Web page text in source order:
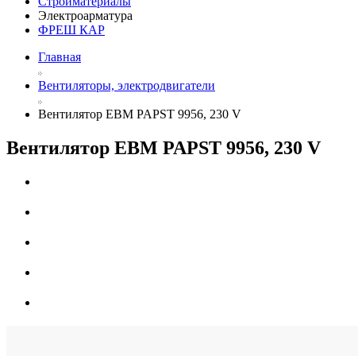
Электроарматура
ФРЕШ КАР
Главная
Вентиляторы, электродвигатели
Вентилятор EBM PAPST 9956, 230 V
Вентилятор EBM PAPST 9956, 230 V